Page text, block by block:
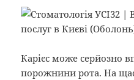
Карієс може серйозно
порожнини рота. На